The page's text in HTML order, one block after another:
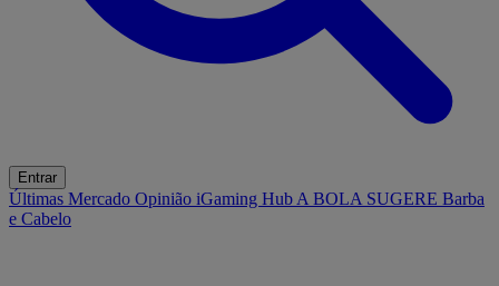
Entrar
Últimas Mercado Opinião iGaming Hub A BOLA SUGERE Barba
e Cabelo